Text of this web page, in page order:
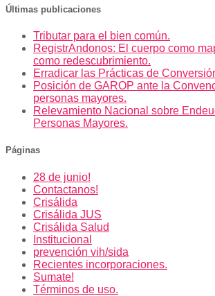
Últimas publicaciones
Tributar para el bien común.
RegistrAndonos: El cuerpo como
como redescubrimiento.
Erradicar las Prácticas de
Posición de GAROP ante la
personas mayores.
Relevamiento Nacional sobre
Personas Mayores.
Páginas
28 de junio!
Contactanos!
Crisálida
Crisálida JUS
Crisálida Salud
Institucional
prevención vih/sida
Recientes incorporaciones.
Sumate!
Términos de uso.